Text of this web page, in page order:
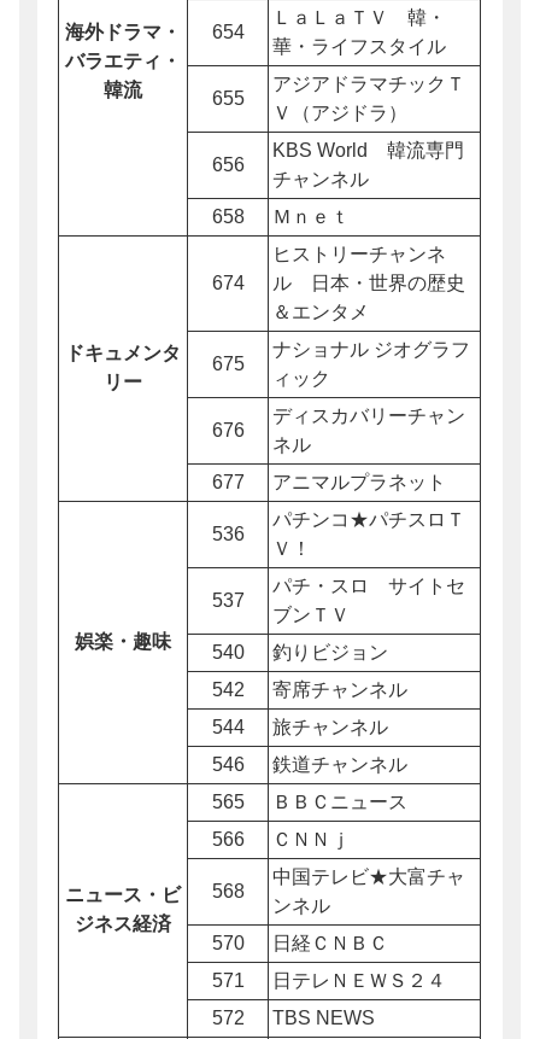
海外ドラマ・
バラエティ・
韓流
654
ＬａＬａＴＶ 韓・
華・ライフスタイル
655
アジアドラマチックＴ
Ｖ（アジドラ）
656
KBS World 韓流専門
チャンネル
658
Ｍｎｅｔ
ドキュメンタ
リー
674
ヒストリーチャンネ
ル 日本・世界の歴史
＆エンタメ
675
ナショナル ジオグラフ
ィック
676
ディスカバリーチャン
ネル
677
アニマルプラネット
娯楽・趣味
536
パチンコ★パチスロＴ
Ｖ！
537
パチ・スロ サイトセ
ブンＴＶ
540
釣りビジョン
542
寄席チャンネル
544
旅チャンネル
546
鉄道チャンネル
ニュース・ビ
ジネス経済
565
ＢＢＣニュース
566
ＣＮＮｊ
568
中国テレビ★大富チャ
ンネル
570
日経ＣＮＢＣ
571
日テレＮＥＷＳ２４
572
TBS NEWS